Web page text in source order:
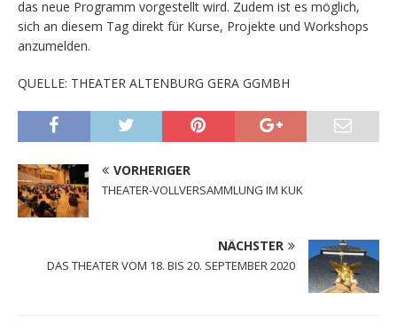
das neue Programm vorgestellt wird. Zudem ist es möglich,
sich an diesem Tag direkt für Kurse, Projekte und Workshops
anzumelden.
QUELLE: THEATER ALTENBURG GERA GGMBH
VORHERIGER
THEATER-VOLLVERSAMMLUNG IM KUK
NÄCHSTER
DAS THEATER VOM 18. BIS 20. SEPTEMBER 2020